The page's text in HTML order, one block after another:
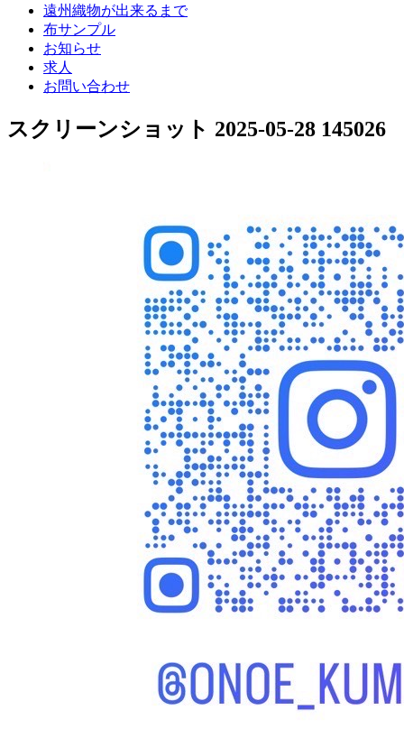
遠州織物が出来るまで
布サンプル
お知らせ
求人
お問い合わせ
スクリーンショット 2025-05-28 145026